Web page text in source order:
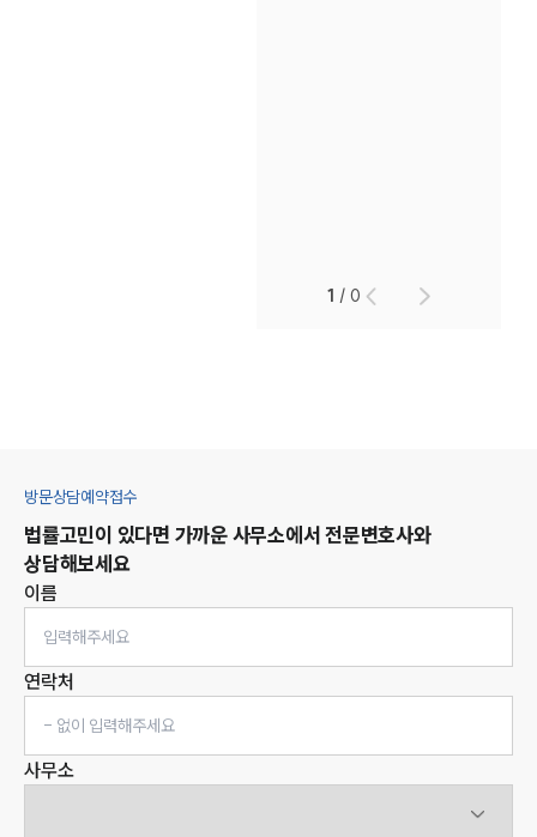
1 /0
방문상담예약접수
법률고민이 있다면 가까운 사무소에서 전문변호사와
상담해보세요
이름
연락처
사무소